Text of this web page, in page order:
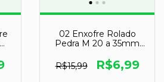
02 Enxofre Rolado
Pedra M 20 a 35mm
R$15,99
R$6,99